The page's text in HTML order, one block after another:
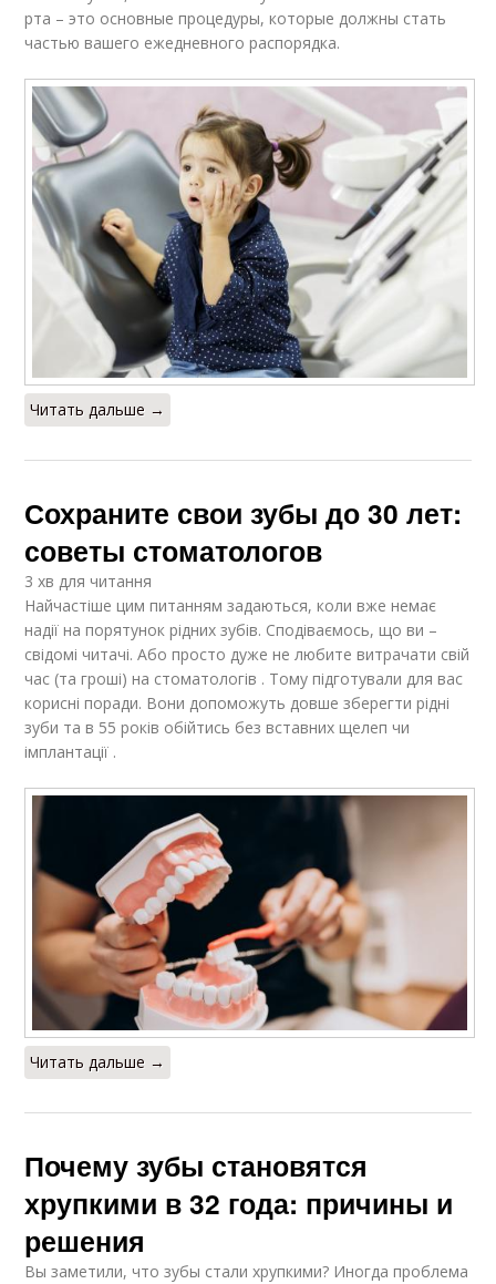
рта – это основные процедуры, которые должны стать
частью вашего ежедневного распорядка.
Читать дальше →
Сохраните свои зубы до 30 лет:
советы стоматологов
3 хв для читання
Найчастіше цим питанням задаються, коли вже немає
надії на порятунок рідних зубів. Сподіваємось, що ви –
свідомі читачі. Або просто дуже не любите витрачати свій
час (та гроші) на стоматологів . Тому підготували для вас
корисні поради. Вони допоможуть довше зберегти рідні
зуби та в 55 років обійтись без вставних щелеп чи
імплантації .
Читать дальше →
Почему зубы становятся
хрупкими в 32 года: причины и
решения
Вы заметили, что зубы стали хрупкими? Иногда проблема